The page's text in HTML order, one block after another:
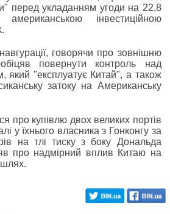
перед укладанням угоди на 22,8
інвестиційною
говорячи про зовнішню
повернути контроль над
який "експлуатує Китай", а також
затоку на Американську
про купівлю двох великих портів
у їхнього власника з Гонконгу за
на тлі тиску з боку Дональда
про надмірний вплив Китаю на
шлях.